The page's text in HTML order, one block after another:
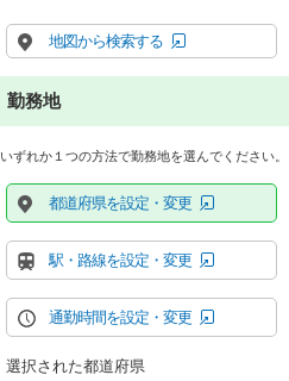
地図から検索する
勤務地
いずれか１つの方法で勤務地を選んでください。
都道府県を設定・変更
駅・路線を設定・変更
通勤時間を設定・変更
選択された都道府県